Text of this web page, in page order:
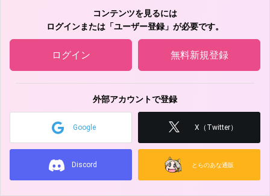
コンテンツを見るには
ログインまたは「ユーザー登録」が必要です。
ログイン 無料新規登録
外部アカウントで登録
Google X（Twitter）
Discord とらのあな通販